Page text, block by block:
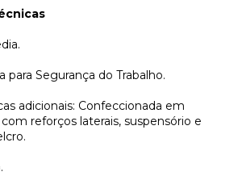
para Segurança do Trabalho.
adicionais: Confeccionada em
reforços laterais, suspensório e